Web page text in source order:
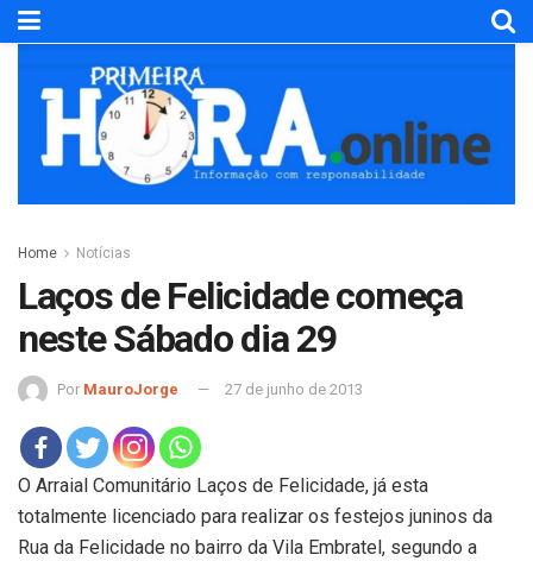
Home Notícias
Laços de Felicidade começa
neste Sábado dia 29
Por MauroJorge 27 de junho de 2013
O Arraial Comunitário Laços de Felicidade, já esta
totalmente licenciado para realizar os festejos juninos da
Rua da Felicidade no bairro da Vila Embratel, segundo a